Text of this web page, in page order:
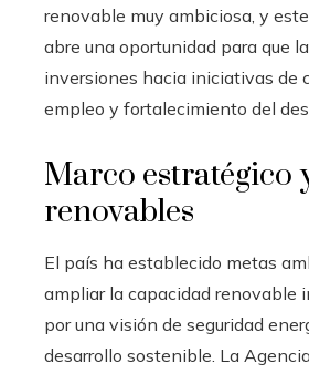
renovable muy ambiciosa, y
abre una oportunidad para que
inversiones hacia iniciativas de
empleo y fortalecimiento del
Marco estratégico
renovables
El país ha establecido metas
ampliar la capacidad renovable
por una visión de seguridad
desarrollo sostenible. La